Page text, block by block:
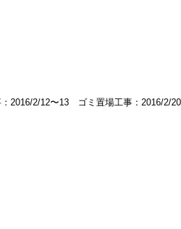
2016/2/12〜13 ゴミ置場工事：2016/2/20